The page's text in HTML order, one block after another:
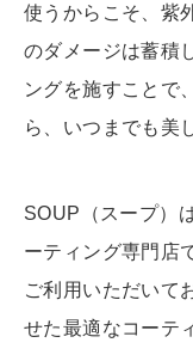
使うからこそ、紫
のダメージは蓄積
ングを施すことで
ら、いつまでも美
SOUP（スープ）
ーティング専門店
ご利用いただいて
せた最適なコーテ